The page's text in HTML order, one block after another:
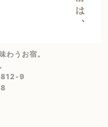
わうお宿。
9